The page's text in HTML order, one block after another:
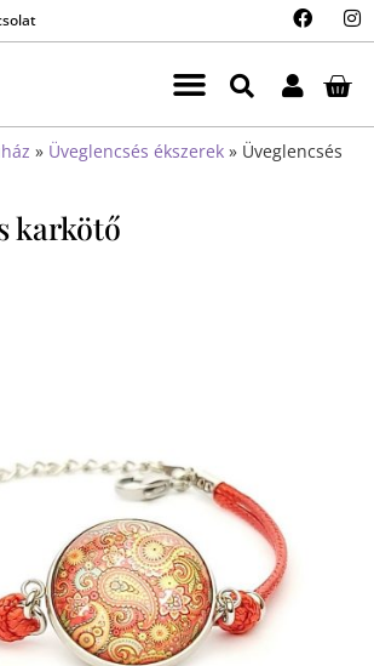
» Üveglencsés ékszerek » Üveglencsés
karkötő